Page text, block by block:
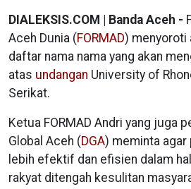
DIALEKSIS.COM | Banda Aceh -
Aceh Dunia (FORMAD) menyoroti
daftar nama nama yang akan
atas undangan University of
Serikat.
Ketua FORMAD Andri yang juga
Global Aceh (DGA) meminta
lebih efektif dan efisien dalam
rakyat ditengah kesulitan